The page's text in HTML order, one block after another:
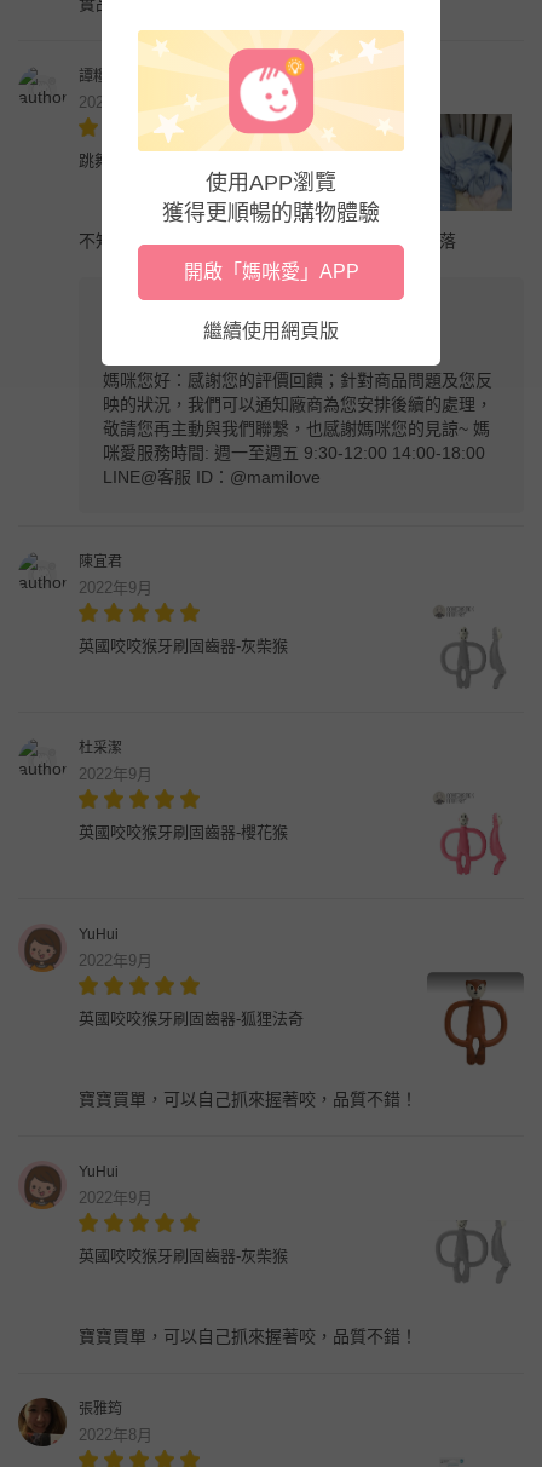
譚糧萱
2022年9月
跳舞猴牙刷固齒器-桃喜猴 (跳舞猴款)
不知道為什麼買來沒多久 上面的英文字母有些脫落
2022年9月
媽咪您好：感謝您的評價回饋；針對商品問題及您反
映的狀況，我們可以通知廠商為您安排後續的處理，
敬請您再主動與我們聯繫，也感謝媽咪您的見諒~ 媽
咪愛服務時間: 週一至週五 9:30-12:00 14:00-18:00
LINE@客服 ID：@mamilove
陳宜君
2022年9月
英國咬咬猴牙刷固齒器-灰柴猴
杜采潔
2022年9月
英國咬咬猴牙刷固齒器-櫻花猴
YuHui
2022年9月
英國咬咬猴牙刷固齒器-狐狸法奇
寶寶買單，可以自己抓來握著咬，品質不錯！
YuHui
2022年9月
英國咬咬猴牙刷固齒器-灰柴猴
寶寶買單，可以自己抓來握著咬，品質不錯！
張雅筠
2022年8月
使用APP瀏覽
獲得更順暢的購物體驗
開啟「媽咪愛」APP
繼續使用網頁版